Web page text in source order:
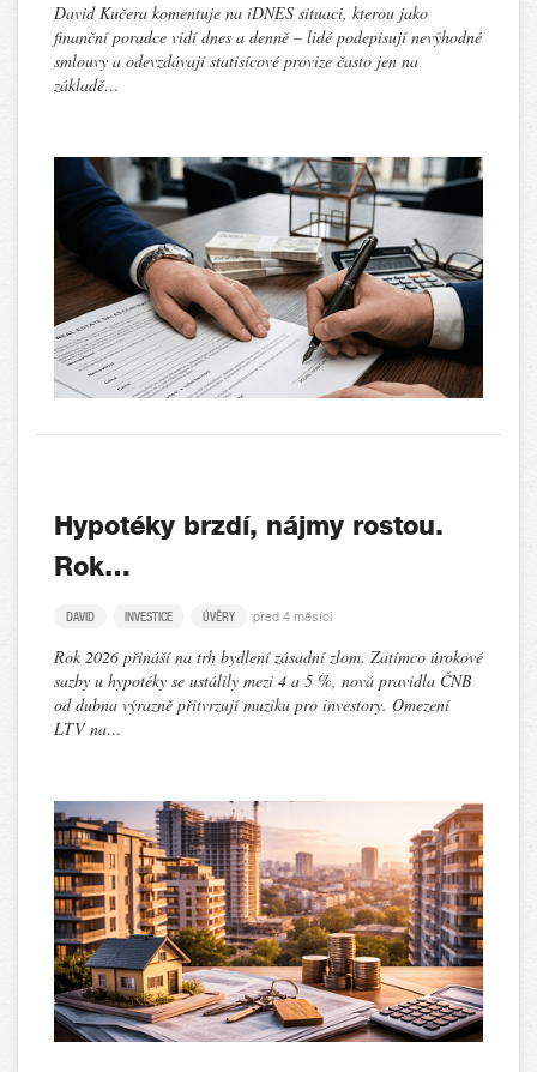
David Kučera komentuje na iDNES situaci, kterou jako
finanční poradce vidí dnes a denně – lidé podepisují nevýhodné
smlouvy a odevzdávají statisícové provize často jen na
základě…
Hypotéky brzdí, nájmy rostou.
Rok…
DAVID INVESTICE ÚVĚRY před 4 měsíci
Rok 2026 přináší na trh bydlení zásadní zlom. Zatímco úrokové
sazby u hypotéky se ustálily mezi 4 a 5 %, nová pravidla ČNB
od dubna výrazně přitvrzují muziku pro investory. Omezení
LTV na…